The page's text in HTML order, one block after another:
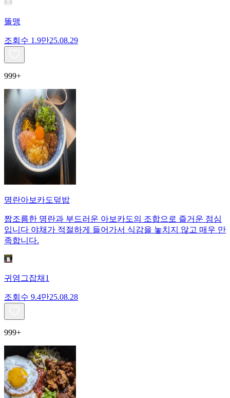
똘맹
조회수 1.9만25.08.29
999+
명란아보카도덮밥
짭조름한 명란과 부드러운 아보카도의 조합으로 즐거운 점심
입니다 야채가 적절하게 들어가서 식감을 놓치지 않고 매우 만
족합니다.
귀염그잡채1
조회수 9.4만25.08.28
999+